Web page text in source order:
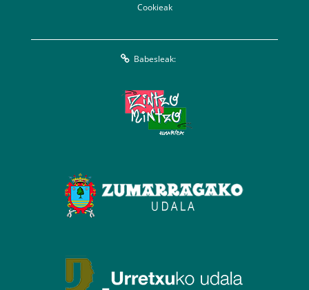
Cookieak
Babesleak: